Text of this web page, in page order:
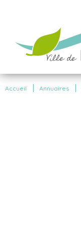
Accueil Annuaires